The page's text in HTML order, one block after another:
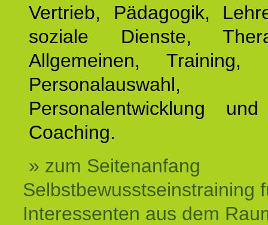
Vertrieb, Pädagogik,
soziale Dienste,
Allgemeinen, Training,
Personalauswahl,
Personalentwicklung
Coaching.
» zum Seitenanfang
Selbstbewusstseinstraining
Interessenten aus dem